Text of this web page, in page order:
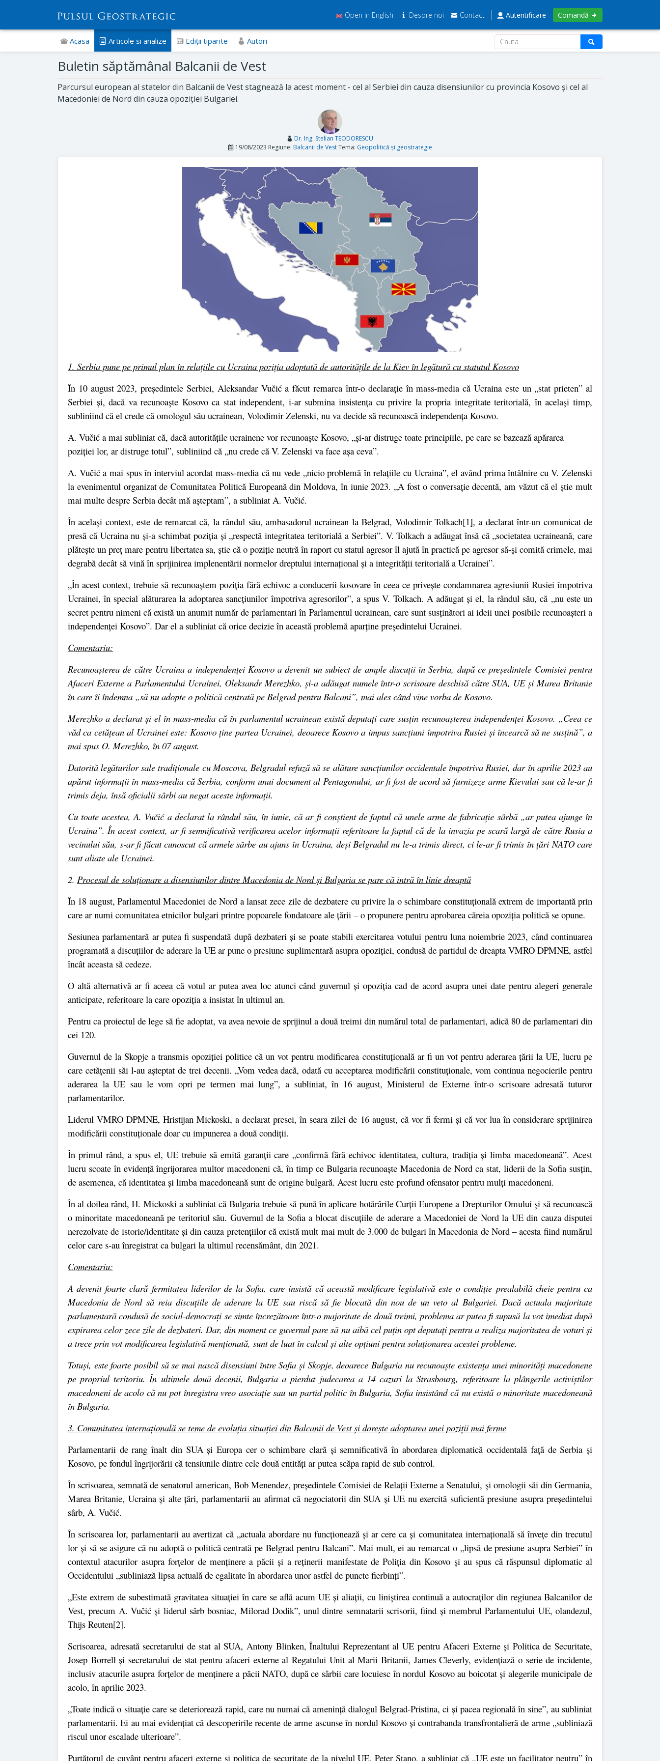
Open in English Despre noi Contact Autentificare Comandă
Acasa Articole si analize Ediţii tiparite Autori
Buletin săptămânal Balcanii de Vest
Parcursul european al statelor din Balcanii de Vest stagnează la acest moment - cel al Serbiei din cauza disensiunilor cu provincia Kosovo și cel al
Macedoniei de Nord din cauza opoziției Bulgariei.
Dr. Ing. Stelian TEODORESCU
19/08/2023 Regiune: Balcanii de VestTema: Geopolitică și geostrategie
1. Serbia pune pe primul plan în relațiile cu Ucraina poziția adoptată de autoritățile de la Kiev în legătură cu statutul Kosovo
În 10 august 2023, preşedintele Serbiei, Aleksandar Vučić a făcut remarca într-o declarație în mass-media că Ucraina este un „stat prieten” al
Serbiei şi, dacă va recunoaşte Kosovo ca stat independent, i-ar submina insistența cu privire la propria integritate teritorială, în același timp,
subliniind că el crede că omologul său ucrainean, Volodimir Zelenski, nu va decide să recunoască independența Kosovo.
A. Vučić a mai subliniat că, dacă autoritățile ucrainene vor recunoaște Kosovo, „și-ar distruge toate principiile, pe care se bazează apărarea
poziției lor, ar distruge totul”, subliniind că „nu crede că V. Zelenski va face așa ceva”.
A. Vučić a mai spus în interviul acordat mass-media că nu vede „nicio problemă în relațiile cu Ucraina”, el având prima întâlnire cu V. Zelenski
la evenimentul organizat de Comunitatea Politică Europeană din Moldova, în iunie 2023. „A fost o conversație decentă, am văzut că el știe mult
mai multe despre Serbia decât mă așteptam”, a subliniat A. Vučić.
În același context, este de remarcat că, la rândul său, ambasadorul ucrainean la Belgrad, Volodimir Tolkach[1], a declarat într-un comunicat de
presă că Ucraina nu și-a schimbat poziția și „respectă integritatea teritorială a Serbiei”. V. Tolkach a adăugat însă că „societatea ucraineană, care
plătește un preț mare pentru libertatea sa, știe că o poziție neutră în raport cu statul agresor îl ajută în practică pe agresor să-și comită crimele, mai
degrabă decât să vină în sprijinirea implenentării normelor dreptului internațional și a integrității teritorială a Ucrainei”.
„În acest context, trebuie să recunoaștem poziția fără echivoc a conducerii kosovare în ceea ce privește condamnarea agresiunii Rusiei împotriva
Ucrainei, în special alăturarea la adoptarea sancțiunilor împotriva agresorilor”, a spus V. Tolkach. A adăugat și el, la rândul său, că „nu este un
secret pentru nimeni că există un anumit număr de parlamentari în Parlamentul ucrainean, care sunt susținători ai ideii unei posibile recunoașteri a
independenței Kosovo”. Dar el a subliniat că orice decizie în această problemă aparține președintelui Ucrainei.
Comentariu:
Recunoașterea de către Ucraina a independenței Kosovo a devenit un subiect de ample discuții în Serbia, după ce președintele Comisiei pentru
Afaceri Externe a Parlamentului Ucrainei, Oleksandr Merezhko, și-a adăugat numele într-o scrisoare deschisă către SUA, UE și Marea Britanie
în care îi îndemna „să nu adopte o politică centrată pe Belgrad pentru Balcani”, mai ales când vine vorba de Kosovo.
Merezhko a declarat și el în mass-media că în parlamentul ucrainean există deputați care susțin recunoașterea independenței Kosovo. „Ceea ce
văd ca cetățean al Ucrainei este: Kosovo ține partea Ucrainei, deoarece Kosovo a impus sancțiuni împotriva Rusiei și încearcă să ne susțină”, a
mai spus O. Merezhko, în 07 august.
Datorită legăturilor sale tradiționale cu Moscova, Belgradul refuză să se alăture sancțiunilor occidentale împotriva Rusiei, dar în aprilie 2023 au
apărut informații în mass-media că Serbia, conform unui document al Pentagonului, ar fi fost de acord să furnizeze arme Kievului sau că le-ar fi
trimis deja, însă oficialii sârbi au negat aceste informații.
Cu toate acestea,A. Vučić a declarat la rândul său, în iunie, că ar fi conștient de faptul că unele arme de fabricație sârbă „ar putea ajunge în
Ucraina”. În acest context, ar fi semnificativă verificarea acelor informații referitoare la faptul că de la invazia pe scară largă de către Rusia a
vecinului său, s-ar fi făcut cunoscut că armele sârbe au ajuns în Ucraina, deși Belgradul nu le-a trimis direct, ci le-ar fi trimis în țări NATO care
sunt aliate ale Ucrainei.
2. Procesul de soluționare a disensiunilor dintre Macedonia de Nord și Bulgaria se pare că intră în linie dreaptă
În 18 august, Parlamentul Macedoniei de Nord a lansat zece zile de dezbatere cu privire la o schimbare constituțională extrem de importantă prin
care ar numi comunitatea etnicilor bulgari printre popoarele fondatoare ale țării – o propunere pentru aprobarea căreia opoziția politică se opune.
Sesiunea parlamentară ar putea fi suspendată după dezbateri și se poate stabili exercitarea votului pentru luna noiembrie 2023, când continuarea
programată a discuțiilor de aderare la UE ar pune o presiune suplimentară asupra opoziției, condusă de partidul de dreapta VMRO DPMNE, astfel
încât aceasta să cedeze.
O altă alternativă ar fi aceea că votul ar putea avea loc atunci când guvernul și opoziția cad de acord asupra unei date pentru alegeri generale
anticipate, referitoare la care opoziția a insistat în ultimul an.
Pentru ca proiectul de lege să fie adoptat, va avea nevoie de sprijinul a două treimi din numărul total de parlamentari, adică 80 de parlamentari din
cei 120.
Guvernul de la Skopje a transmis opoziției politice că un vot pentru modificarea constituțională ar fi un vot pentru aderarea țării la UE, lucru pe
care cetățenii săi l-au așteptat de trei decenii. „Vom vedea dacă, odată cu acceptarea modificării constituționale, vom continua negocierile pentru
aderarea la UE sau le vom opri pe termen mai lung”, a subliniat, în 16 august, Ministerul de Externe într-o scrisoare adresată tuturor
parlamentarilor.
Liderul VMRO DPMNE, Hristijan Mickoski, a declarat presei, în seara zilei de 16 august, că vor fi fermi și că vor lua în considerare sprijinirea
modificării constituționale doar cu impunerea a două condiții.
În primul rând, a spus el, UE trebuie să emită garanții care „confirmă fără echivoc identitatea, cultura, tradiția și limba macedoneană”. Acest
lucru scoate în evidență îngrijorarea multor macedoneni că, în timp ce Bulgaria recunoaște Macedonia de Nord ca stat, liderii de la Sofia susțin,
de asemenea, că identitatea și limba macedoneană sunt de origine bulgară. Acest lucru este profund ofensator pentru mulți macedoneni.
În al doilea rând, H. Mickoski a subliniat că Bulgaria trebuie să pună în aplicare hotărârile Curții Europene a Drepturilor Omului și să recunoască
o minoritate macedoneană pe teritoriul său. Guvernul de la Sofia a blocat discuțiile de aderare a Macedoniei de Nord la UE din cauza disputei
nerezolvate de istorie/identitate și din cauza pretențiilor că există mult mai mult de 3.000 de bulgari în Macedonia de Nord – acesta fiind numărul
celor care s-au înregistrat ca bulgari la ultimul recensământ, din 2021.
Comentariu:
A devenit foarte clară fermitatea liderilor de la Sofia, care insistă că această modificare legislativă este o condiție prealabilă cheie pentru ca
Macedonia de Nord să reia discuțiile de aderare la UE sau riscă să fie blocată din nou de un veto al Bulgariei. Dacă actuala majoritate
parlamentară condusă de social-democrați se simte încrezătoare într-o majoritate de două treimi, problema ar putea fi supusă la vot imediat după
expirarea celor zece zile de dezbateri. Dar, din moment ce guvernul pare să nu aibă cel puțin opt deputați pentru a realiza majoritatea de voturi și
a trece prin vot modificarea legislativă menționată, sunt de luat în calcul și alte opțiuni pentru soluționarea acestei probleme.
Totuși, este foarte posibil să se mai nască disensiuni între Sofia și Skopje, deoarece Bulgaria nu recunoaște existența unei minorități macedonene
pe propriul teritoriu. În ultimele două decenii, Bulgaria a pierdut judecarea a 14 cazuri la Strasbourg, referitoare la plângerile activiștilor
macedoneni de acolo că nu pot înregistra vreo asociație sau un partid politic în Bulgaria, Sofia insistând că nu există o minoritate macedoneană
în Bulgaria.
3. Comunitatea internațională se teme de evoluția situației din Balcanii de Vest și dorește adoptarea unei poziții mai ferme
Parlamentarii de rang înalt din SUA și Europa cer o schimbare clară și semnificativă în abordarea diplomatică occidentală față de Serbia și
Kosovo, pe fondul îngrijorării că tensiunile dintre cele două entități ar putea scăpa rapid de sub control.
În scrisoarea, semnată de senatorul american, Bob Menendez, președintele Comisiei de Relații Externe a Senatului, și omologii săi din Germania,
Marea Britanie, Ucraina și alte țări, parlamentarii au afirmat că negociatorii din SUA și UE nu exercită suficientă presiune asupra președintelui
sârb, A. Vučić.
În scrisoarea lor, parlamentarii au avertizat că „actuala abordare nu funcționează și ar cere ca și comunitatea internațională să învețe din trecutul
lor și să se asigure că nu adoptă o politică centrată pe Belgrad pentru Balcani”. Mai mult, ei au remarcat o „lipsă de presiune asupra Serbiei” în
contextul atacurilor asupra forțelor de menținere a păcii și a reținerii manifestate de Poliția din Kosovo și au spus că răspunsul diplomatic al
Occidentului „subliniază lipsa actuală de egalitate în abordarea unor astfel de puncte fierbinți”.
„Este extrem de subestimată gravitatea situației în care se află acum UE și aliații, cu liniștirea continuă a autocraților din regiunea Balcanilor de
Vest, precum A. Vučić și liderul sârb bosniac, Milorad Dodik”, unul dintre semnatarii scrisorii, fiind și membrul Parlamentului UE, olandezul,
Thijs Reuten[2].
Scrisoarea, adresată secretarului de stat al SUA, Antony Blinken,Înaltului Reprezentant al UE pentru Afaceri Externe și Politica de Securitate,
Josep Borrell și secretarului de stat pentru afaceri externe al Regatului Unit al Marii Britanii, James Cleverly, evidențiază o serie de incidente,
inclusiv atacurile asupra forțelor de menținere a păcii NATO, după ce sârbii care locuiesc în nordul Kosovo au boicotat și alegerile municipale de
acolo, în aprilie 2023.
„Toate indică o situație care se deteriorează rapid, care nu numai că amenință dialogul Belgrad-Pristina, ci și pacea regională în sine”, au subliniat
parlamentarii. Ei au mai evidențiat că descoperirile recente de arme ascunse în nordul Kosovo și contrabanda transfrontalieră de arme „subliniază
riscul unor escalade ulterioare”.
Purtătorul de cuvânt pentru afaceri externe și politica de securitate de la nivelul UE, Peter Stano, a subliniat că „UE este un facilitator neutru” în